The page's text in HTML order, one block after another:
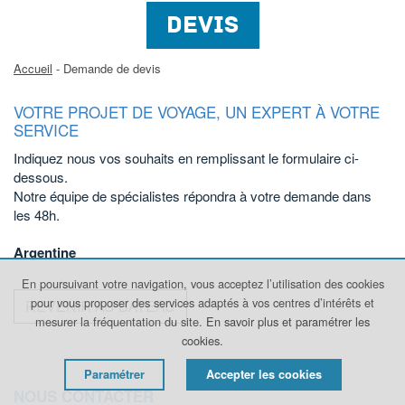
DEVIS
Accueil - Demande de devis
VOTRE PROJET DE VOYAGE, UN EXPERT À VOTRE
SERVICE
Indiquez nous vos souhaits en remplissant le formulaire ci-
dessous.
Notre équipe de spécialistes répondra à votre demande dans
les 48h.
Argentine
REVENIR AU BATEAU
NOUS CONTACTER
En poursuivant votre navigation, vous acceptez l’utilisation des cookies
pour vous proposer des services adaptés à vos centres d’intérêts et
mesurer la fréquentation du site. En savoir plus et paramétrer les
cookies.
Paramétrer Accepter les cookies